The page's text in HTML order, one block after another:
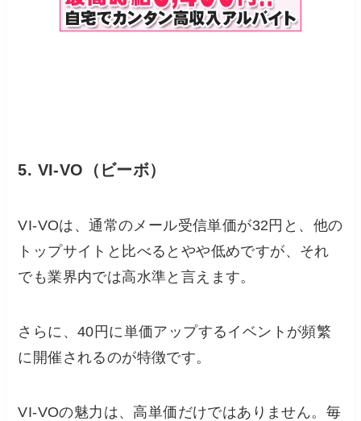
5. VI-VO（ビーボ）
VI-VOは、通常のメール受信単価が32円と、他の
トップサイトと比べるとやや低めですが、それ
でも業界内では高水準と言えます。
さらに、40円に単価アップするイベントが頻繁
に開催されるのが特徴です。
VI-VOの魅力は、高単価だけではありません。毎